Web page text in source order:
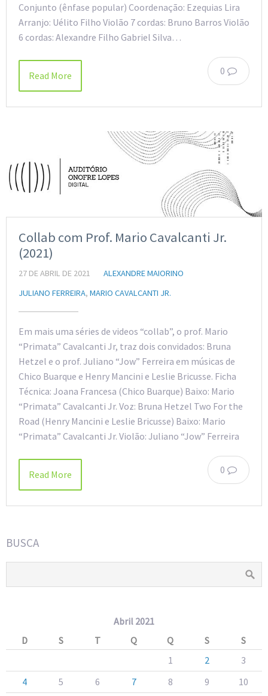
Conjunto (ênfase popular) Coordenação: Ezequias Lira
Arranjo: Uélito Filho Violão 7 cordas: Bruno Barros Violão
6 cordas: Alexandre Filho Gabriel Silva…
0
Read More
Collab com Prof. Mario Cavalcanti Jr.
(2021)
27 DE ABRIL DE 2021
ALEXANDRE MAIORINO
JULIANO FERREIRA, MARIO CAVALCANTI JR.
Em mais uma séries de videos “collab”, o prof. Mario
“Primata” Cavalcanti Jr, traz dois convidados: Bruna
Hetzel e o prof. Juliano “Jow” Ferreira em músicas de
Chico Buarque e Henry Mancini e Leslie Bricusse. Ficha
Técnica: Joana Francesa (Chico Buarque) Baixo: Mario
“Primata” Cavalcanti Jr. Voz: Bruna Hetzel Two For the
Road (Henry Mancini e Leslie Bricusse) Baixo: Mario
“Primata” Cavalcanti Jr. Violão: Juliano “Jow” Ferreira
0
Read More
BUSCA
Abril 2021
D
S T Q Q S
S
1
2
3
4
5 6 7 8 9 10